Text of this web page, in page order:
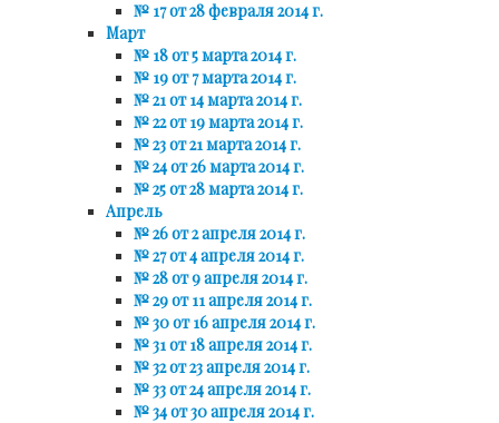
№ 17 от 28 февраля 2014 г.
Март
№ 18 от 5 марта 2014 г.
№ 19 от 7 марта 2014 г.
№ 21 от 14 марта 2014 г.
№ 22 от 19 марта 2014 г.
№ 23 от 21 марта 2014 г.
№ 24 от 26 марта 2014 г.
№ 25 от 28 марта 2014 г.
Апрель
№ 26 от 2 апреля 2014 г.
№ 27 от 4 апреля 2014 г.
№ 28 от 9 апреля 2014 г.
№ 29 от 11 апреля 2014 г.
№ 30 от 16 апреля 2014 г.
№ 31 от 18 апреля 2014 г.
№ 32 от 23 апреля 2014 г.
№ 33 от 24 апреля 2014 г.
№ 34 от 30 апреля 2014 г.